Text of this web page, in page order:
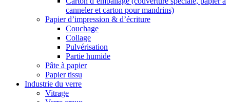
canneler et carton pour mandrins)
Papier d’impression & d’écriture
Couchage
Collage
Pulvérisation
Partie humide
Pâte à papier
Papier tissu
Industrie du verre
Vitrage